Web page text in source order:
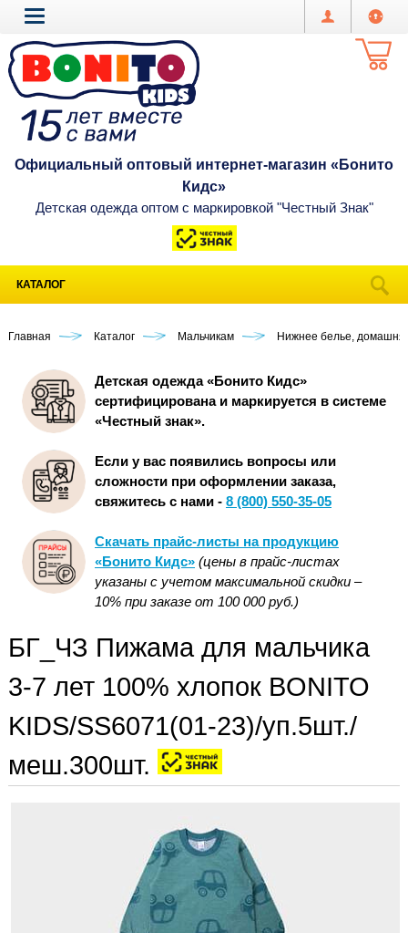
Официальный оптовый интернет-магазин «Бонито
Кидс»
Детская одежда оптом с маркировкой "Честный Знак"
КАТАЛОГ
Главная Каталог Мальчикам Нижнее белье,
Детская одежда «Бонито Кидс»
сертифицирована и маркируется в системе
«Честный знак».
Если у вас появились вопросы или
сложности при оформлении заказа,
свяжитесь с нами - 8 (800) 550-35-05
Скачать прайс-листы на продукцию
«Бонито Кидс» (цены в прайс-листах
указаны с учетом максимальной скидки –
10% при заказе от 100 000 руб.)
БГ_ЧЗ Пижама для мальчика
3-7 лет 100% хлопок BONITO
KIDS/SS6071(01-23)/уп.5шт./
меш.300шт.